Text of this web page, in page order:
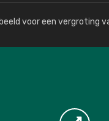
voor een vergroting